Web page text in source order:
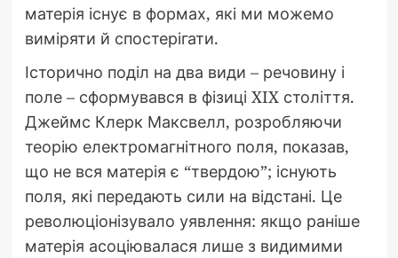
матерія існує в формах, які ми можемо
виміряти й спостерігати.
Історично поділ на два види – речовину і
поле – сформувався в фізиці XIX століття.
Джеймс Клерк Максвелл, розробляючи
теорію електромагнітного поля, показав,
що не вся матерія є “твердою”; існують
поля, які передають сили на відстані. Це
революціонізувало уявлення: якщо раніше
матерія асоціювалася лише з видимими